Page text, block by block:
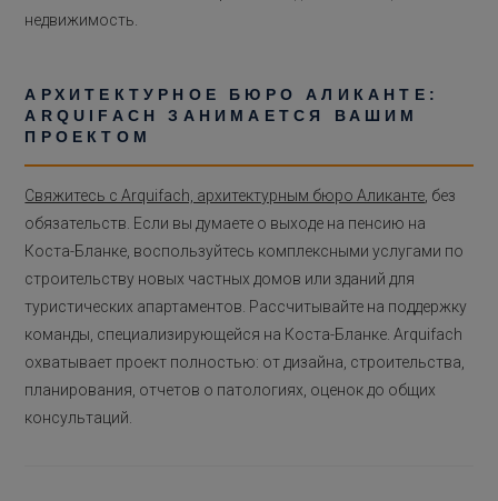
недвижимость.
АРХИТЕКТУРНОЕ БЮРО АЛИКАНТЕ:
ARQUIFACH ЗАНИМАЕТСЯ ВАШИМ
ПРОЕКТОМ
Свяжитесь с Arquifach, архитектурным бюро Аликанте , без
обязательств. Если вы думаете о выходе на пенсию на
Коста-Бланке, воспользуйтесь комплексными услугами по
строительству новых частных домов или зданий для
туристических апартаментов. Рассчитывайте на поддержку
команды, специализирующейся на Коста-Бланке. Arquifach
охватывает проект полностью: от дизайна, строительства,
планирования, отчетов о патологиях, оценок до общих
консультаций.